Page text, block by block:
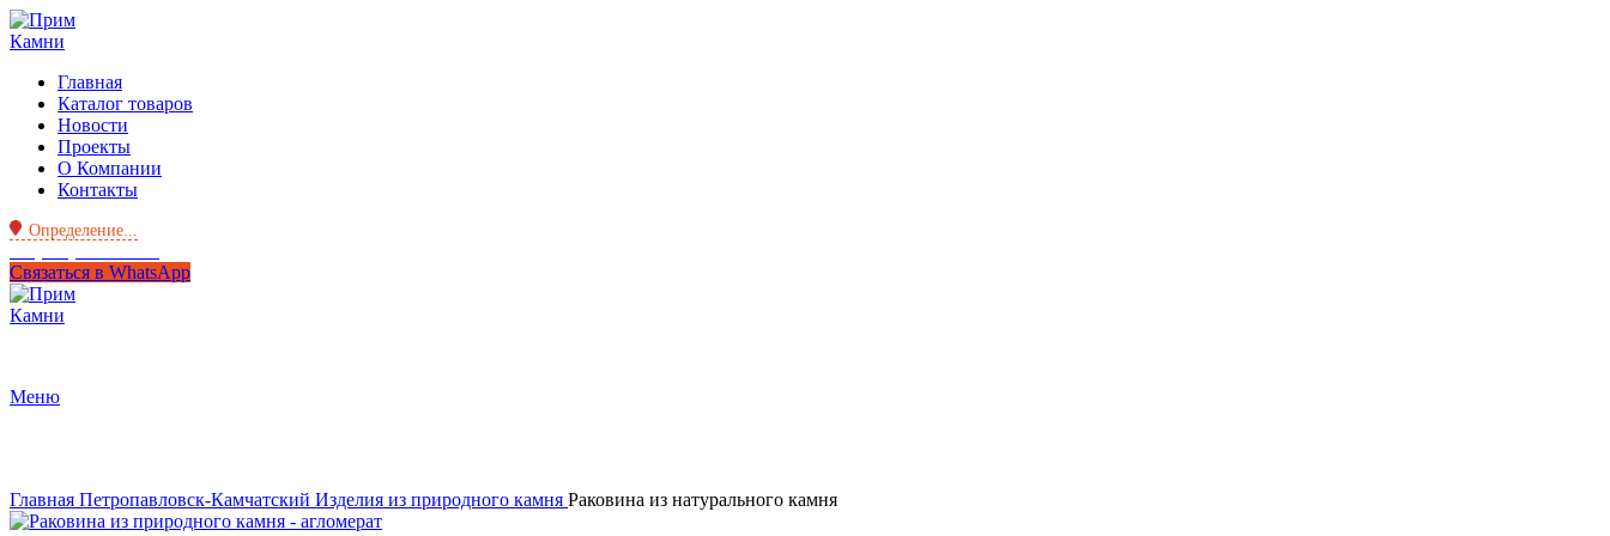
Главная
Каталог товаров
Новости
Проекты
О Компании
Контакты
Определение...
Связаться в WhatsApp
Меню
Главная Петропавловск-Камчатский Изделия из природного камня Раковина из натурального камня